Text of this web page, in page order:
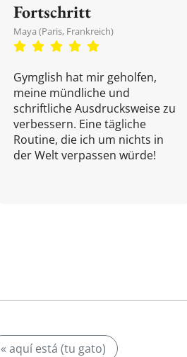
Fortschritt
Maya (Paris, Frankreich)
Gymglish hat mir geholfen,
meine mündliche und
schriftliche Ausdrucksweise zu
verbessern. Eine tägliche
Routine, die ich um nichts in
der Welt verpassen würde!
« aquí está (tu gato)